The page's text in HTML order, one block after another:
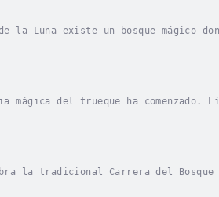
Luna existe un bosque mágico
del trueque ha comenzado.
la tradicional Carrera del Bosque